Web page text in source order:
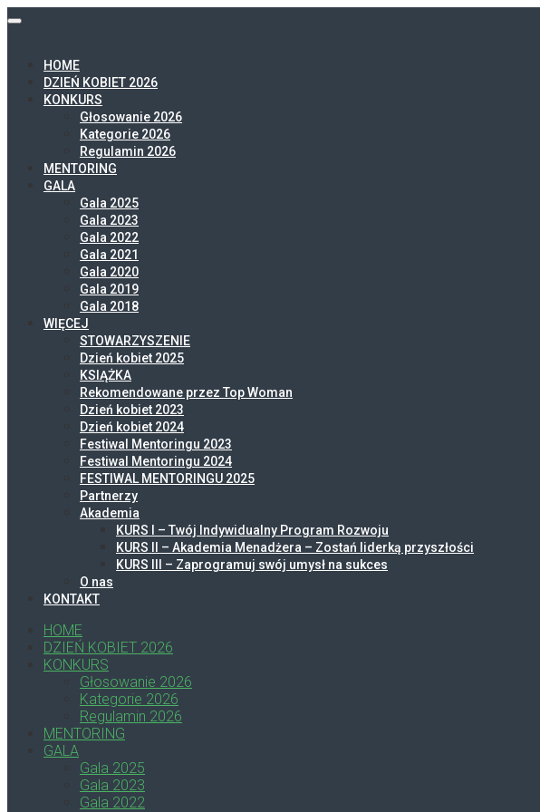
HOME
DZIEŃ KOBIET 2026
KONKURS
Głosowanie 2026
Kategorie 2026
Regulamin 2026
MENTORING
GALA
Gala 2025
Gala 2023
Gala 2022
Gala 2021
Gala 2020
Gala 2019
Gala 2018
WIĘCEJ
STOWARZYSZENIE
Dzień kobiet 2025
KSIĄŻKA
Rekomendowane przez Top Woman
Dzień kobiet 2023
Dzień kobiet 2024
Festiwal Mentoringu 2023
Festiwal Mentoringu 2024
FESTIWAL MENTORINGU 2025
Partnerzy
Akademia
KURS I – Twój Indywidualny Program Rozwoju
KURS II – Akademia Menadżera – Zostań liderką przyszłości
KURS III – Zaprogramuj swój umysł na sukces
O nas
KONTAKT
HOME
DZIEŃ KOBIET 2026
KONKURS
Głosowanie 2026
Kategorie 2026
Regulamin 2026
MENTORING
GALA
Gala 2025
Gala 2023
Gala 2022